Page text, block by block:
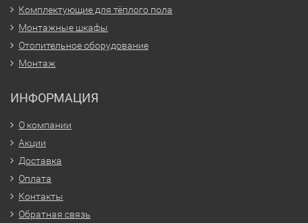
Комплектующие для тёплого пола
Монтажные шкафы
Отопительное оборудование
Монтаж
ИНФОРМАЦИЯ
О компании
Акции
Доставка
Оплата
Контакты
Обратная связь